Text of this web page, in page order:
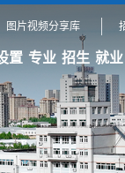
图片视频分享库
置 专业 招生 就业